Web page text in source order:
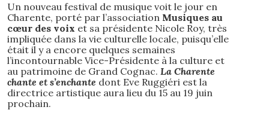
Un nouveau festival de musique voit le jour en
Charente, porté par l’association Musiques au
cœur des voix et sa présidente Nicole Roy, très
impliquée dans la vie culturelle locale, puisqu’elle
était il y a encore quelques semaines
l’incontournable Vice-Présidente à la culture et
au patrimoine de Grand Cognac.La Charente
chante et s’enchante dont Eve Ruggiéri est la
directrice artistique aura lieu du 15 au 19 juin
prochain.